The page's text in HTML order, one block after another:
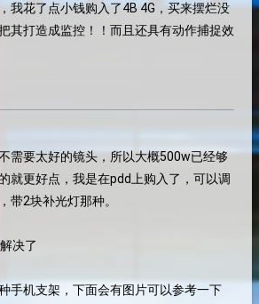
我花了点小钱购入了4B 4G，买来摆烂没
其打造成监控！！而且还具有动作捕捉效
需要太好的镜头，所以大概500w已经够
就更好点，我是在pdd上购入了，可以调
带2块补光灯那种。
决了
手机支架，下面会有图片可以参考一下